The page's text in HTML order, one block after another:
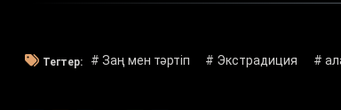
Тегтер: # Заң мен тәртіп # Экстрадиция #